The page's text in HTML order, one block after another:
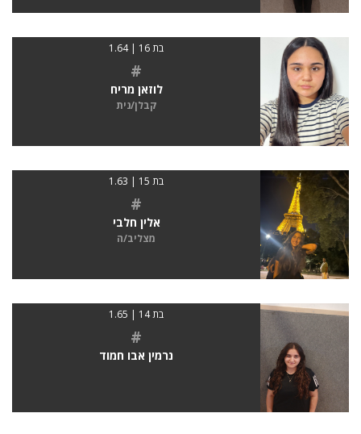
בת 16 | 1.64
#
לוזאן מריח
קבלן/נית
בת 15 | 1.63
#
אלין חלבי
מצליב/ה
בת 14 | 1.65
#
נרמין אבו חמוד